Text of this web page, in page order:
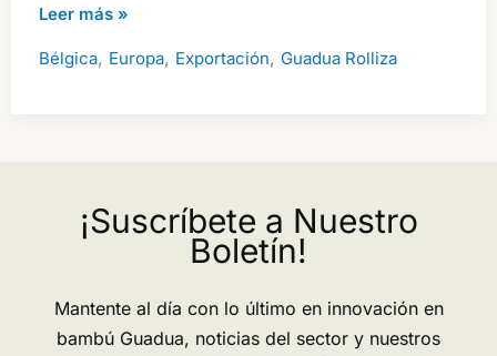
Postes
Guadua
Bambú
más
Leer más »
Bélgica, Europa, Exportación, Guadua Rolliza
¡Suscríbete a Nuestro
Boletín!
Mantente al día con lo último en innovación en
bambú Guadua, noticias del sector y nuestros